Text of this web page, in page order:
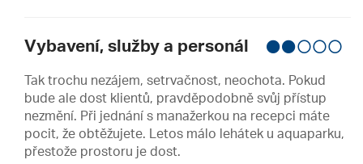
Vybavení, služby a personál
Tak trochu nezájem, setrvačnost, neochota. Pokud
bude ale dost klientů, pravděpodobně svůj přístup
nezmění. Při jednání s manažerkou na recepci máte
pocit, že obtěžujete. Letos málo lehátek u aquaparku,
přestože prostoru je dost.